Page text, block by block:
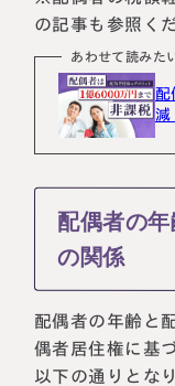
の記事も参照く
あわせて読みた
配
減
配偶者の
の関係
配偶者の年齢と
偶者居住権に基
以下の通りとな